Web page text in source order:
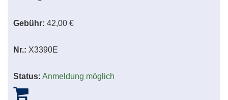
Gebühr: 42,00 €
Nr.: X3390E
Status: Anmeldung möglich